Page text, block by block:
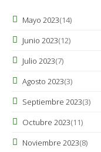
Mayo 2023(14)
Junio 2023(12)
Julio 2023(7)
Agosto 2023(3)
Septiembre 2023(3)
Octubre 2023(11)
Noviembre 2023(8)